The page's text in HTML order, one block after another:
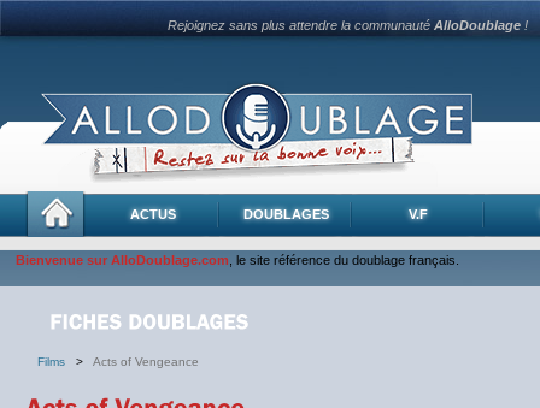
Rejoignez sans plus attendre la communautéAlloDoublage !
ACTUS DOUBLAGES V.F
Bienvenue sur AlloDoublage.com , le site référence du doublage français.
Films > Acts of Vengeance